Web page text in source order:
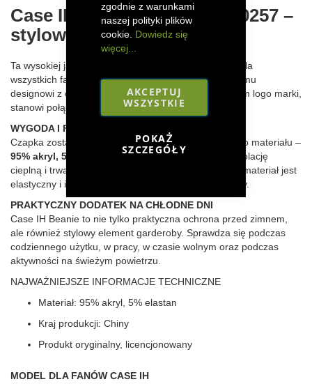
zgodnie z warunkami
naszej polityki plików
cookie. Dowiedz się
więcej...
AKCEPTUJ
WSZYSTKIE
POKAŻ
SZCZEGÓŁY
Case IH Beanie Mütze 51210257 –
stylowa czapka zimowa
Ta wysokiej jakości czapka Beanie to świetny wybór dla
wszystkich fanów markiCase IH. Dzięki nowoczesnemu
designowi z czerwonym paskiem i charakterystycznym logo marki,
stanowi połączenie funkcjonalności i stylu.
WYGODA I FUNKCJONALNOŚĆ
Czapka została wykonana z miękkiego i wytrzymałego materiału –
95% akryl, 5% elastan
. Akryl zapewnia optymalną izolację
cieplną i trwałość, a domieszka elastanu sprawia, że materiał jest
elastyczny i idealnie dopasowuje się do kształtu głowy.
PRAKTYCZNY DODATEK NA CHŁODNE DNI
Case IH Beanie to nie tylko praktyczna ochrona przed zimnem,
ale również stylowy element garderoby. Sprawdza się podczas
codziennego użytku, w pracy, w czasie wolnym oraz podczas
aktywności na świeżym powietrzu.
NAJWAŻNIEJSZE INFORMACJE TECHNICZNE
Materiał: 95% akryl, 5% elastan
Kraj produkcji: Chiny
Produkt oryginalny, licencjonowany
MODEL DLA FANÓW CASE IH